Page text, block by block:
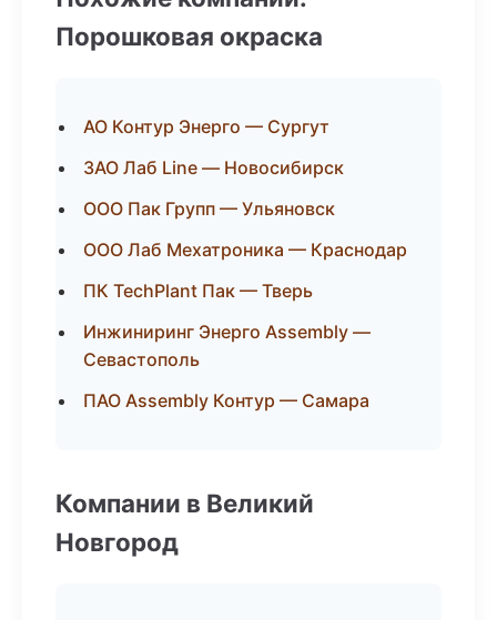
Порошковая окраска
АО Контур Энерго — Сургут
ЗАО Лаб Line — Новосибирск
ООО Пак Групп — Ульяновск
ООО Лаб Мехатроника — Краснодар
ПК TechPlant Пак — Тверь
Инжиниринг Энерго Assembly —
Севастополь
ПАО Assembly Контур — Самара
Компании в Великий
Новгород